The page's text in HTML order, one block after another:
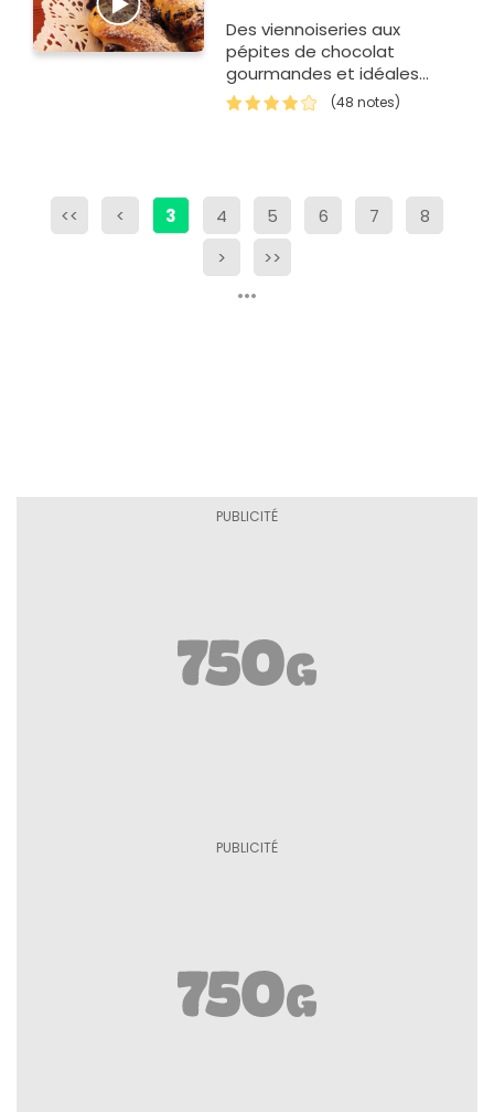
Des viennoiseries aux
pépites de chocolat
gourmandes et idéales
pour le petit déjeuner ou
pour un goûter.
(48 notes)
<< < 3 4 5 6 7
8
>
>>